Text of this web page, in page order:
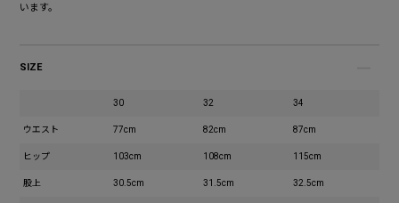
います。
SIZE
ウエスト
ヒップ
股上
30
77cm
103cm
30.5cm
32
82cm
108cm
31.5cm
34
87cm
115cm
32.5cm